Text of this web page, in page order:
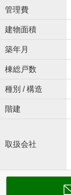
管理費
建物面積
築年月
棟総戸数
種別 / 構造
階建
取扱会社